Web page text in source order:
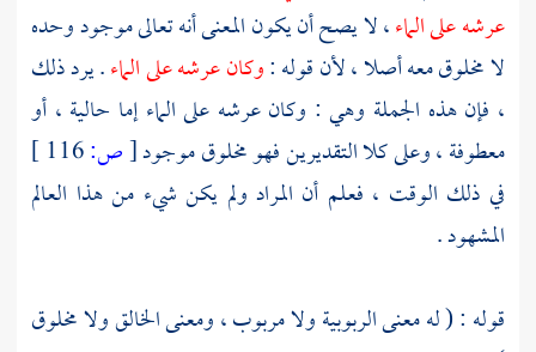
عرشه على الماء، لا يصح أن يكون المعنى أنه تعالى موجود وحده
لا مخلوق معه أصلا ، لأن قوله :وكان عرشه على الماء. يرد ذلك
، فإن هذه الجملة وهي : وكان عرشه على الماء إما حالية ، أو
معطوفة ، وعلى كلا التقديرين فهو مخلوق موجود[ص:
في ذلك الوقت ، فعلم أن المراد ولم يكن شيء من هذا العالم
المشهود .
قوله : ( له معنى الربوبية ولا مربوب ، ومعنى الخالق ولا مخلوق